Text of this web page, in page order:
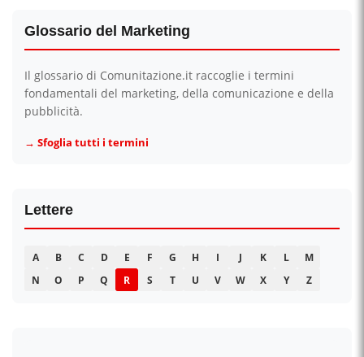
Glossario del Marketing
Il glossario di Comunitazione.it raccoglie i termini
fondamentali del marketing, della comunicazione e della
pubblicità.
→ Sfoglia tutti i termini
Lettere
A B C D E F G H I J K L
M
N
O P Q R S T U V W X Y Z